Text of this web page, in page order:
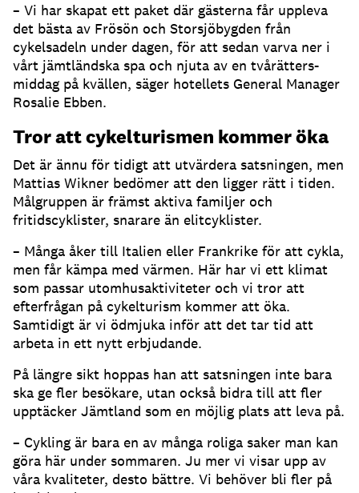
– Vi har skapat ett paket där gästerna får uppleva
det bästa av Frösön och Storsjöbygden från
cykelsadeln under dagen, för att sedan varva ner i
vårt jämtländska spa och njuta av en tvårätters-
middag på kvällen, säger hotellets General Manager
Rosalie Ebben.
Tror att cykelturismen kommer öka
Det är ännu för tidigt att utvärdera satsningen, men
Mattias Wikner bedömer att den ligger rätt i tiden.
Målgruppen är främst aktiva familjer och
fritidscyklister, snarare än elitcyklister.
– Många åker till Italien eller Frankrike för att cykla,
men får kämpa med värmen. Här har vi ett klimat
som passar utomhusaktiviteter och vi tror att
efterfrågan på cykelturism kommer att öka.
Samtidigt är vi ödmjuka inför att det tar tid att
arbeta in ett nytt erbjudande.
På längre sikt hoppas han att satsningen inte bara
ska ge fler besökare, utan också bidra till att fler
upptäcker Jämtland som en möjlig plats att leva på.
– Cykling är bara en av många roliga saker man kan
göra här under sommaren. Ju mer vi visar upp av
våra kvaliteter, desto bättre. Vi behöver bli fler på